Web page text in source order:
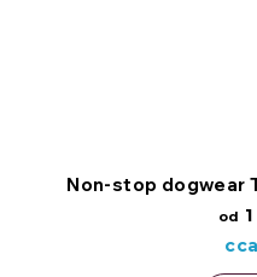
Non-stop dogwear
od